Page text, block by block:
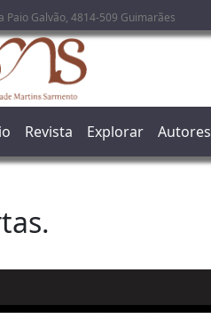
principal
Paio Galvão, 4814-509 Guimarães
Revista Explorar Autores